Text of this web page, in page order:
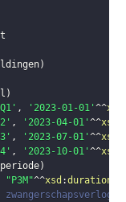
)
)
, '2023-01-01'^^xsd
, '2023-04-01'^^xsd
, '2023-07-01'^^xsd
, '2023-10-01'^^xsd
)
"P3M"^^xsd :duration